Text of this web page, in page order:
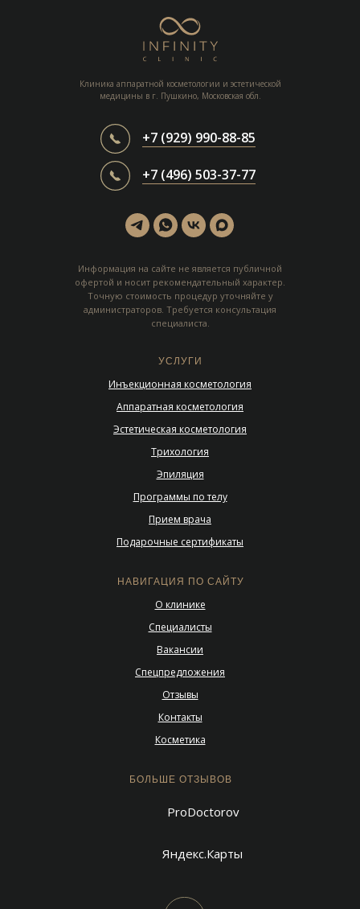
Клиника аппаратной косметологии и эстетической
медицины в г. Пушкино, Московская обл.
Информация на сайте не является публичной
офертой и носит рекомендательный характер.
Точную стоимость процедур уточняйте у
администраторов. Требуется консультация
специалиста.
УСЛУГИ
НАВИГАЦИЯ ПО САЙТУ
БОЛЬШЕ ОТЗЫВОВ
О клинике
Специалисты
Вакансии
Спецпредложения
Отзывы
Контакты
Косметика
ProDoctorov
Яндекс.Карты
Инъекционная косметология
Аппаратная косметология
Эстетическая косметология
Эпиляция
Программы по телу
Прием врача
Подарочные сертификаты
Трихология
+7 (929) 990-88-85
+7 (496) 503-37-77